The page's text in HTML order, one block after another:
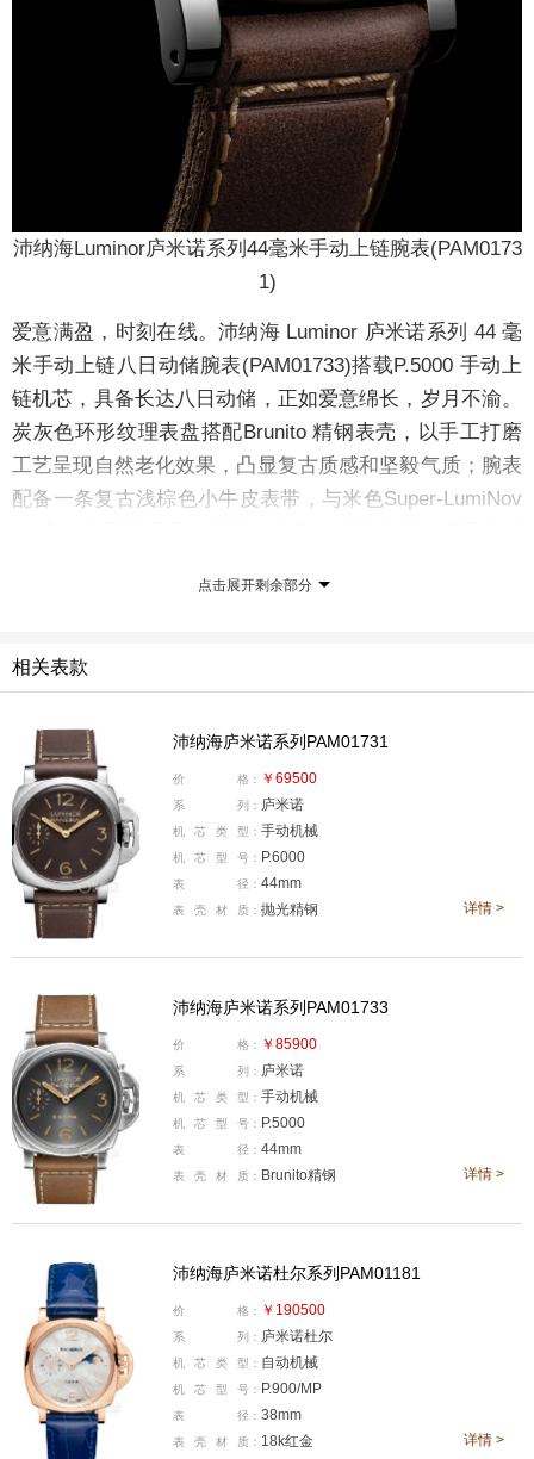
沛纳海Luminor庐米诺系列44毫米手动上链腕表(PAM0173
1)
爱意满盈，时刻在线。沛纳海 Luminor 庐米诺系列 44 毫
米手动上链八日动储腕表(PAM01733)搭载P.5000 手动上
链机芯，具备长达八日动储，正如爱意绵长，岁月不渝。
炭灰色环形纹理表盘搭配Brunito 精钢表壳，以手工打磨
工艺呈现自然老化效果，凸显复古质感和坚毅气质；腕表
配备一条复古浅棕色小牛皮表带，与米色Super-LumiNov
沛纳海Luminor庐米诺系列44毫米手动上链八日动储腕表
(PAM01733)
红金淬炼，挚情隽永。沛纳海 Luminor Due庐米诺系列红
金月相腕表(PAM01181)38毫米表壳采用沛纳海专利Goldt
ech™红金材质，呈现浓郁色泽，兼具高耐受性和抗氧化
点击展开剩余部分
相关表款
沛纳海庐米诺系列PAM01731
价 格： ￥69500
系 列： 庐米诺
机 芯 类 型： 手动机械
机 芯 型 号： P.6000
表 径： 44mm
表 壳 材 质： 抛光精钢 详情 >
沛纳海庐米诺系列PAM01733
价 格： ￥85900
系 列： 庐米诺
机 芯 类 型： 手动机械
机 芯 型 号： P.5000
表 径： 44mm
表 壳 材 质： Brunito精钢 详情 >
沛纳海庐米诺杜尔系列PAM01181
价 格： ￥190500
系 列： 庐米诺杜尔
机 芯 类 型： 自动机械
机 芯 型 号： P.900/MP
表 径： 38mm
表 壳 材 质： 18k红金 详情 >